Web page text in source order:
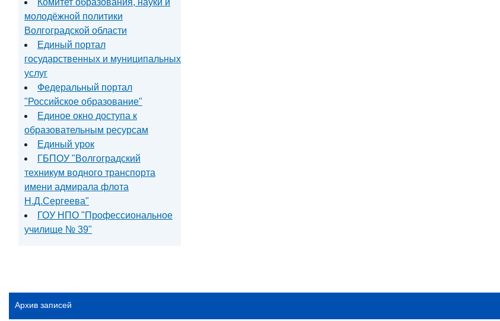
Комитет образования, науки и
молодёжной политики
Волгоградской области
Единый портал
государственных и муниципальных
услуг
Федеральный портал
"Российское образование"
Единое окно доступа к
образовательным ресурсам
Единый урок
ГБПОУ "Волгоградский
техникум водного транспорта
имени адмирала флота
Н.Д.Сергеева"
ГОУ НПО "Профессиональное
училище № 39"
Архив записей